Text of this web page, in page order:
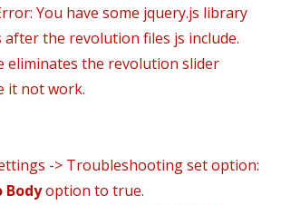
You have some jquery.js library
after the revolution files js include.
eliminates the revolution slider
it not work.
-> Troubleshooting set option:
Bodyoption to true.